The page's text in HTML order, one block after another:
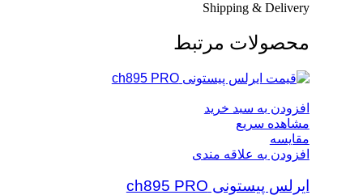
Shipping & Delivery
محصولات مرتبط
افزودن به سبد خرید
مشاهده سریع
مقایسه
افزودن به علاقه مندی
ایرلس پیستونی ch895 PRO